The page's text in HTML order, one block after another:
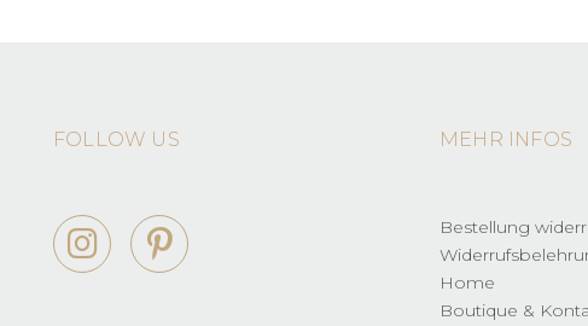
FOLLOW US MEHR INFOS
Bestellung
Home
Boutique &